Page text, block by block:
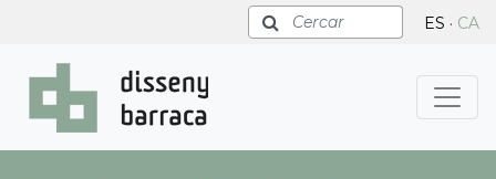
Cercar
ES · CA